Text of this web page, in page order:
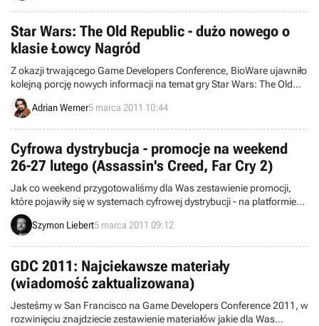
Star Wars: The Old Republic - dużo nowego o
klasie Łowcy Nagród
Z okazji trwającego Game Developers Conference, BioWare ujawniło
kolejną porcję nowych informacji na temat gry Star Wars: The Old
Republic. Tym razem poznaliśmy sekrety Łowcy Nagród.
Adrian Werner5 marca 2011 10:44
Cyfrowa dystrybucja - promocje na weekend
26-27 lutego (Assassin's Creed, Far Cry 2)
Jak co weekend przygotowaliśmy dla Was zestawienie promocji,
które pojawiły się w systemach cyfrowej dystrybucji - na platformie
Steam oraz w serwisach Good Old Games, Impulse, Direct2Drive i
GamersGate. W ten weekend możecie zaopatrzyć się taniej w takie
Szymon Liebert5 marca 2011 09:12
GDC 2011: Najciekawsze materiały
(wiadomość zaktualizowana)
Jesteśmy w San Francisco na Game Developers Conference 2011, w
rozwinięciu znajdziecie zestawienie materiałów jakie dla Was